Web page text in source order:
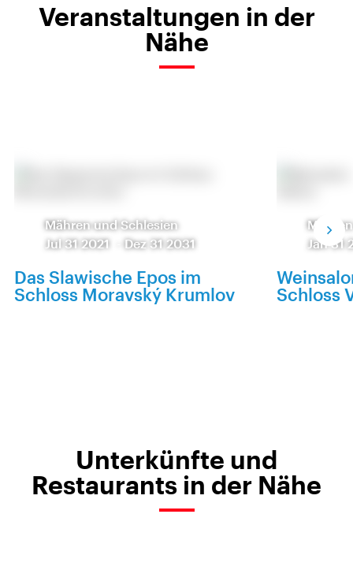
Veranstaltungen in der
Nähe
Mähren und Schlesien
Jul 31 2021
Dez 31 2031
Das Slawische Epos im
Schloss Moravský Krumlov
Jan 31
Schloss
Unterkünfte und
Restaurants in der Nähe